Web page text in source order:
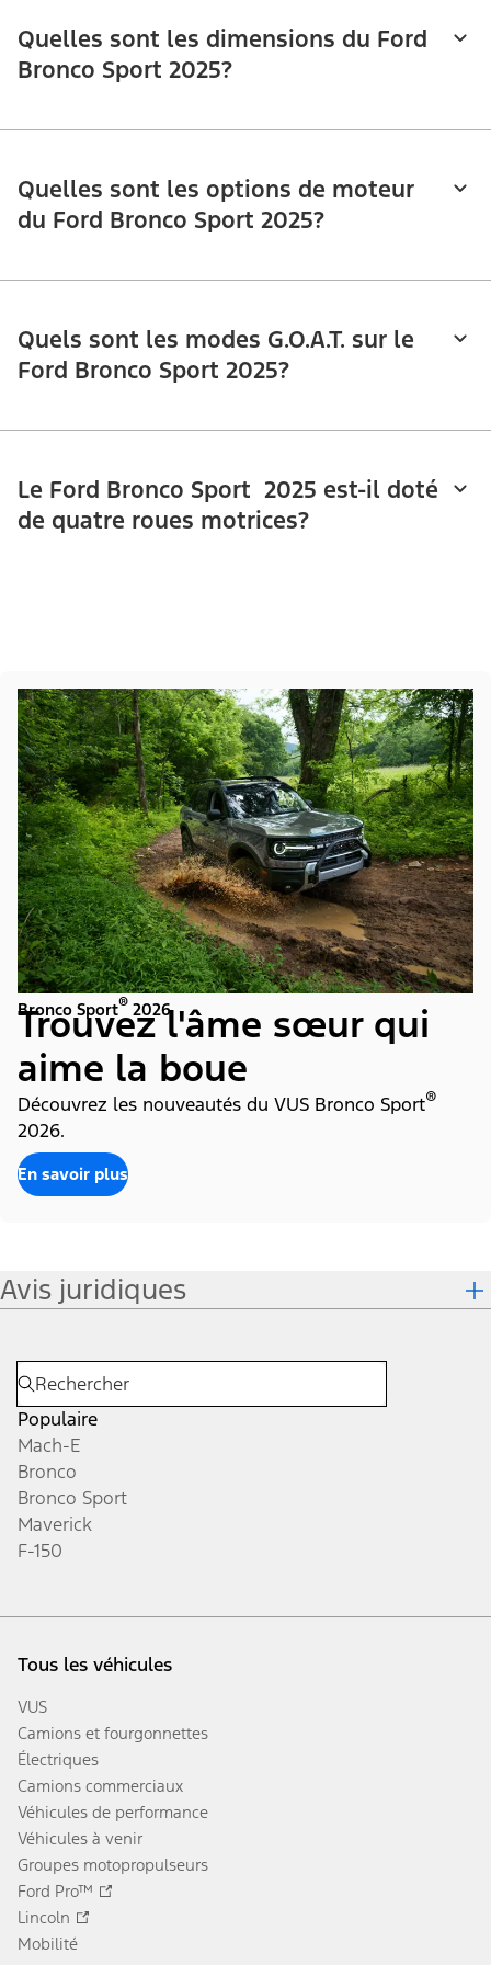
Quelles sont les dimensions du Ford
Bronco Sport 2025?
Quelles sont les options de moteur
du Ford Bronco Sport 2025?
Quels sont les modes G.O.A.T. sur le
Ford Bronco Sport 2025?
Le Ford Bronco Sport 2025 est-il doté
de quatre roues motrices?
Bronco Sport® 2026
Trouvez l'âme sœur qui
aime la boue
Découvrez les nouveautés du VUS Bronco Sport®
2026.
En savoir plus
Avis juridiques
Populaire
Mach-E
Bronco
Bronco Sport
Maverick
F-150
Tous les véhicules
VUS
Camions et fourgonnettes
Électriques
Camions commerciaux
Véhicules de performance
Véhicules à venir
Groupes motopropulseurs
Ford Pro™
Lincoln
Mobilité